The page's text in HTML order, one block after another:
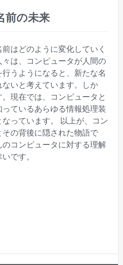
前の未来
はどのように変化していく
は、コンピュータが人間の
うようになると、新たな名
いと考えています。しか
現在では、コンピュータと
ているあらゆる情報処理装
っています。 以上が、コン
の背後に隠された物語で
コンピュータに対する理解
です。